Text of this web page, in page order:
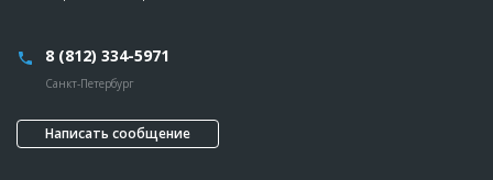
8 (812) 334-5971
Санкт-Петербург
Написать сообщение